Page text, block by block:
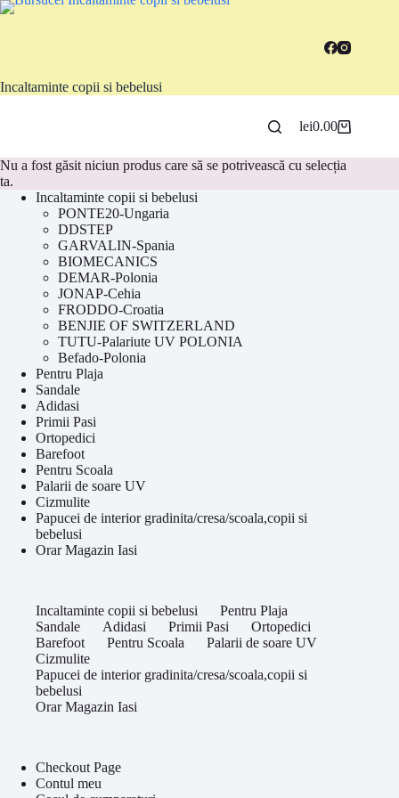
Sari
Incaltaminte copii si bebelusi
Coș
cumpărături
lei0.00
Nu a fost găsit niciun produs care să se potrivească cu selecția
ta.
Incaltaminte copii si bebelusi
PONTE20-Ungaria
DDSTEP
GARVALIN-Spania
BIOMECANICS
DEMAR-Polonia
JONAP-Cehia
FRODDO-Croatia
BENJIE OF SWITZERLAND
TUTU-Palariute UV POLONIA
Befado-Polonia
Pentru Plaja
Sandale
Adidasi
Primii Pasi
Ortopedici
Barefoot
Pentru Scoala
Palarii de soare UV
Cizmulite
Papucei de interior gradinita/cresa/scoala,copii si
bebelusi
Orar Magazin Iasi
Incaltaminte copii si bebelusi
Pentru Plaja
Sandale
Adidasi Primii Pasi
Ortopedici
Barefoot
Pentru Scoala
Palarii de soare UV
Cizmulite
Papucei de interior gradinita/cresa/scoala,copii si
bebelusi
Orar Magazin Iasi
Checkout Page
Contul meu